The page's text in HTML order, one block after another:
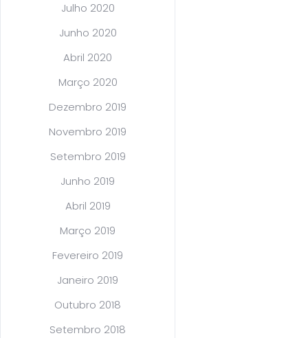
Julho 2020
Junho 2020
Abril 2020
Março 2020
Dezembro 2019
Novembro 2019
Setembro 2019
Junho 2019
Abril 2019
Março 2019
Fevereiro 2019
Janeiro 2019
Outubro 2018
Setembro 2018